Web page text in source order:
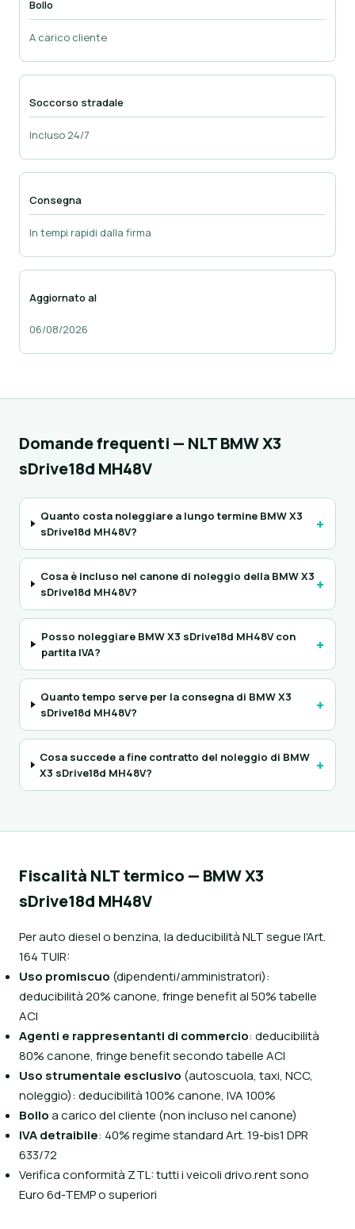
Bollo
A carico cliente
Soccorso stradale
Incluso 24/7
Consegna
In tempi rapidi dalla firma
Aggiornato al
06/08/2026
Domande frequenti — NLT BMW X3
sDrive18d MH48V
Quanto costa noleggiare a lungo termine BMW X3
sDrive18d MH48V?
+
Cosa è incluso nel canone di noleggio della BMW X3
sDrive18d MH48V?
+
Posso noleggiare BMW X3 sDrive18d MH48V con
partita IVA?
+
Quanto tempo serve per la consegna di BMW X3
sDrive18d MH48V?
+
Cosa succede a fine contratto del noleggio di BMW
X3 sDrive18d MH48V?
+
Fiscalità NLT termico — BMW X3
sDrive18d MH48V
Per auto diesel o benzina, la deducibilità NLT segue l'Art.
164 TUIR:
Uso promiscuo (dipendenti/amministratori):
deducibilità 20% canone, fringe benefit al 50% tabelle
ACI
Agenti e rappresentanti di commercio: deducibilità
80% canone, fringe benefit secondo tabelle ACI
Uso strumentale esclusivo (autoscuola, taxi, NCC,
noleggio): deducibilità 100% canone, IVA 100%
Bolloa carico del cliente (non incluso nel canone)
IVA detraibile: 40% regime standard Art. 19-bis1 DPR
633/72
Verifica conformità ZTL: tutti i veicoli drivo.rent sono
Euro 6d-TEMP o superiori